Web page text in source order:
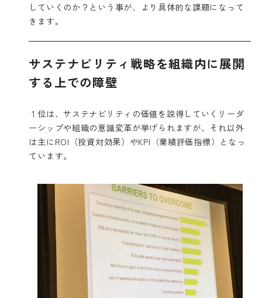
していくのか？という事が、より具体的な課題になって
きます。
サステナビリティ戦略を組織内に展開
する上での障壁
１位は、サステナビリティの価値を説得していくリーダ
ーシップや組織の意識変革が挙げられますが、それ以外
は主にROI（投資対効果）やKPI（業績評価指標）となっ
ています。